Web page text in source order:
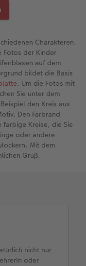
Charakteren.
Fotos der Kinder
auf dem
bildet die Basis
. Um die Fotos mit
Sie unter dem
den Kreis aus
Den Farbrand
Kreise, die Sie
oder andere
Mit dem
Gruß.
nicht nur
oder